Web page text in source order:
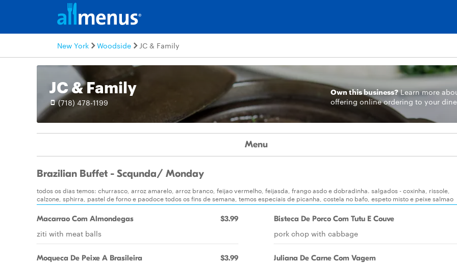
New York Woodside JC & Family
JC & Family
(718) 478-1199
Own this business? Learn more
offering online ordering to your
Menu
Brazilian Buffet - Scqunda/ Monday
todos os dias temos: churrasco, arroz amarelo, arroz branco, feijao vermelho, feijasda, frango asdo e dobradinha. salgados - coxinha, rissole,
calzone, sphirra, pastel de forno e paodoce todos os fins de semana, temos especiais de picanha, costela no bafo, espeto misto e peixe salmao
Macarrao Com Almondegas $3.99
ziti with meat balls
Moqueca De Peixe A Brasileira $3.99
Bisteca De Porco Com Tutu E Couve
pork chop with cabbage
Juliana De Carne Com Vagem